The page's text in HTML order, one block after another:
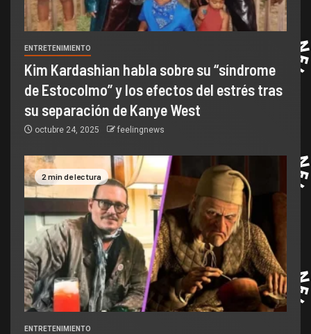
ENTRETENIMIENTO
Kim Kardashian habla sobre su “síndrome
de Estocolmo” y los efectos del estrés tras
su separación de Kanye West
octubre 24, 2025 feelingnews
2 min de lectura
ENTRETENIMIENTO